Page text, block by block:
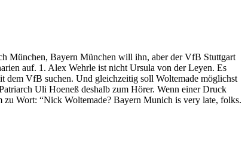
München, Bayern München will ihn, aber der VfB Stuttgart
auf. 1. Alex Wehrle ist nicht Ursula von der Leyen. Es
dem VfB suchen. Und gleichzeitig soll Woltemade möglichst
Uli Hoeneß deshalb zum Hörer. Wenn einer Druck
zu Wort: “Nick Woltemade? Bayern Munich is very late, folks.